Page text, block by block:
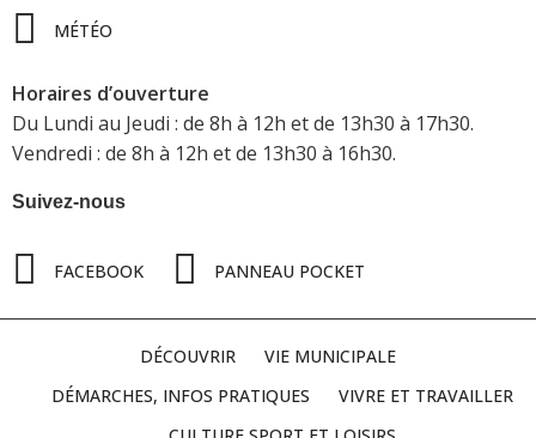
MÉTÉO
Horaires d’ouverture
Du Lundi au Jeudi : de 8h à 12h et de 13h30 à 17h30.
Vendredi : de 8h à 12h et de 13h30 à 16h30.
Suivez-nous
FACEBOOK PANNEAU POCKET
DÉCOUVRIR
VIE MUNICIPALE
DÉMARCHES, INFOS PRATIQUES
VIVRE ET TRAVAILLER